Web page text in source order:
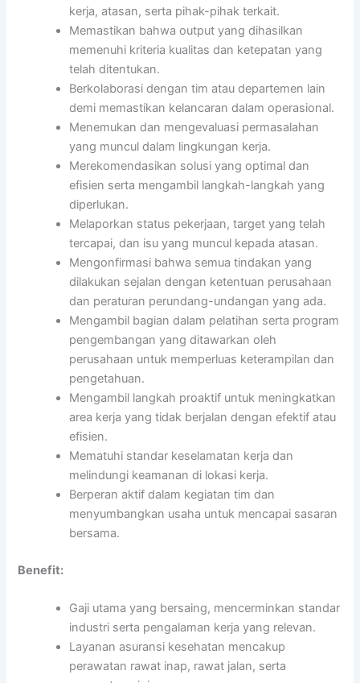
kerja, atasan, serta pihak-pihak terkait.
Memastikan bahwa output yang dihasilkan
memenuhi kriteria kualitas dan ketepatan yang
telah ditentukan.
Berkolaborasi dengan tim atau departemen lain
demi memastikan kelancaran dalam operasional.
Menemukan dan mengevaluasi permasalahan
yang muncul dalam lingkungan kerja.
Merekomendasikan solusi yang optimal dan
efisien serta mengambil langkah-langkah yang
diperlukan.
Melaporkan status pekerjaan, target yang telah
tercapai, dan isu yang muncul kepada atasan.
Mengonfirmasi bahwa semua tindakan yang
dilakukan sejalan dengan ketentuan perusahaan
dan peraturan perundang-undangan yang ada.
Mengambil bagian dalam pelatihan serta program
pengembangan yang ditawarkan oleh
perusahaan untuk memperluas keterampilan dan
pengetahuan.
Mengambil langkah proaktif untuk meningkatkan
area kerja yang tidak berjalan dengan efektif atau
efisien.
Mematuhi standar keselamatan kerja dan
melindungi keamanan di lokasi kerja.
Berperan aktif dalam kegiatan tim dan
menyumbangkan usaha untuk mencapai sasaran
bersama.
Benefit:
Gaji utama yang bersaing, mencerminkan standar
industri serta pengalaman kerja yang relevan.
Layanan asuransi kesehatan mencakup
perawatan rawat inap, rawat jalan, serta